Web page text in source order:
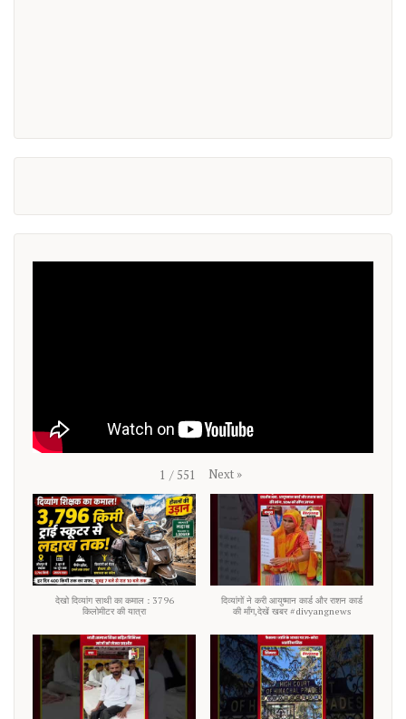
1 / 551 Next »
देखो दिव्यांग साथी का कमाल : 3796
किलोमीटर की यात्रा
दिव्यांगों ने करी आयुष्मान कार्ड और राशन कार्ड
की माँग,देखें खबर #divyangnews